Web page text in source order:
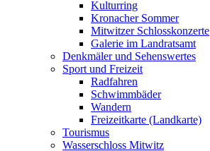
Kulturring
Kronacher Sommer
Mitwitzer Schlosskonzerte
Galerie im Landratsamt
Denkmäler und Sehenswertes
Sport und Freizeit
Radfahren
Schwimmbäder
Wandern
Freizeitkarte (Landkarte)
Tourismus
Wasserschloss Mitwitz